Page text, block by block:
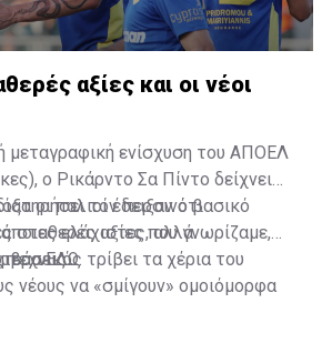
αξίες και οι νέοι
μεταγραφική ενίσχυση του ΑΠΟΕΛ
ο Ρικάρντο Σα Πίντο δείχνει
τον περσινό βασικό
ελάχιστες, αλλά
οι παλιοί έδειξαν ότι
σταθερές αξίες που γνωρίζαμε,
τρίβει τα χέρια του
νέους να «σμίγουν» ομοιόμορφα
ΕΔΩ.